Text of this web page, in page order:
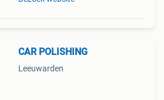
CAR POLISHING
Leeuwarden